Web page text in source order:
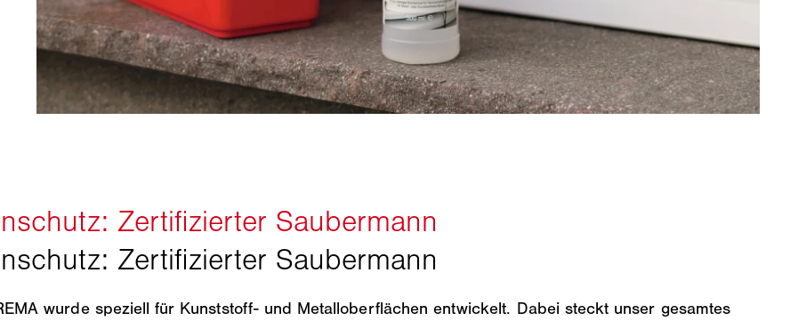
wurde speziell für Kunststoff- und Metalloberflächen entwickelt. Dabei steckt unser gesamtes